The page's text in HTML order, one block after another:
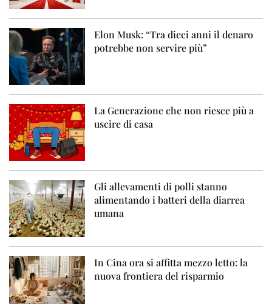
Elon Musk: “Tra dieci anni il denaro
potrebbe non servire più”
La Generazione che non riesce più a
uscire di casa
Gli allevamenti di polli stanno
alimentando i batteri della diarrea
umana
In Cina ora si affitta mezzo letto: la
nuova frontiera del risparmio